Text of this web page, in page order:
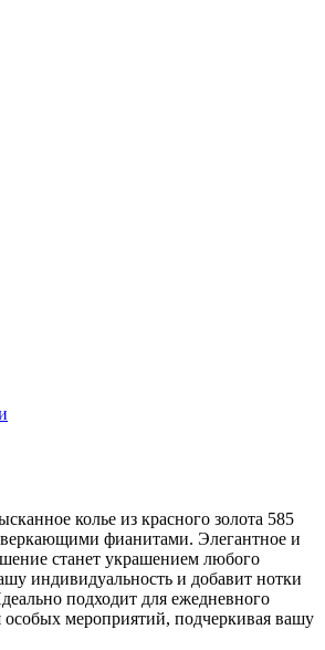
колье из красного золота 585
фианитами. Элегантное и
станет украшением любого
индивидуальность и добавит нотки
подходит для ежедневного
мероприятий, подчеркивая вашу